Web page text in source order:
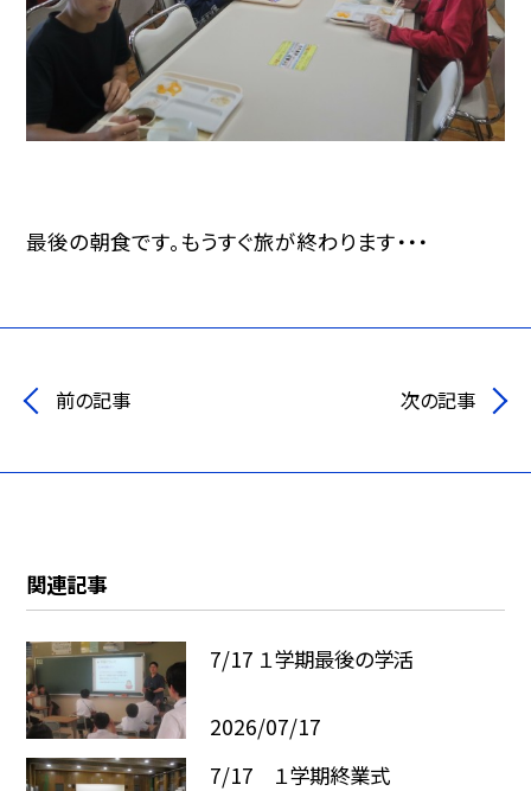
最後の朝食です。もうすぐ旅が終わります・・・
前の記事 次の記事
関連記事
7/17 １学期最後の学活
2026/07/17
7/17 １学期終業式